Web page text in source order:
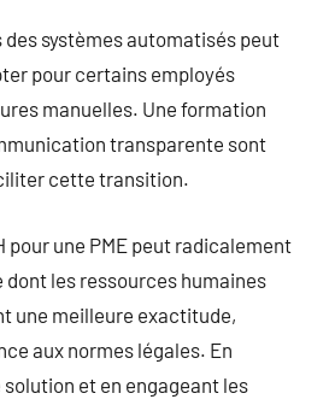
systèmes automatisés peut
pour certains employés
manuelles. Une formation
transparente sont
cette transition.
pour une PME peut radicalement
les ressources humaines
une meilleure exactitude,
aux normes légales. En
et en engageant les